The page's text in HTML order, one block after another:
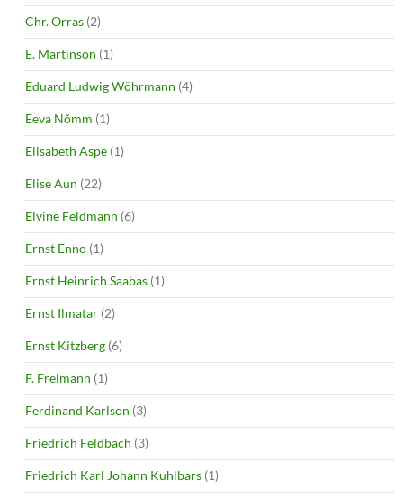
Chr. Orras (2)
E. Martinson (1)
Eduard Ludwig Wöhrmann (4)
Eeva Nõmm (1)
Elisabeth Aspe (1)
Elise Aun (22)
Elvine Feldmann (6)
Ernst Enno (1)
Ernst Heinrich Saabas (1)
Ernst Ilmatar (2)
Ernst Kitzberg (6)
F. Freimann (1)
Ferdinand Karlson (3)
Friedrich Feldbach (3)
Friedrich Karl Johann Kuhlbars (1)